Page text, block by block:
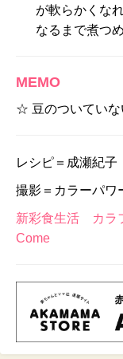
が軟らかくな
なるまで煮つめ
MEMO
☆ 豆のついていな
レシピ＝成瀬紀子
撮影＝カラーパワ
新彩食生活 カラ
Come